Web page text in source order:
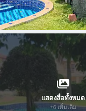
แสดงสื่อทั้งหมด
+6 เพิ่มเติม